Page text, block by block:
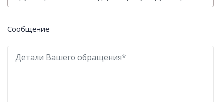
Сообщение